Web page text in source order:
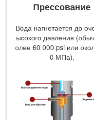
Прессование
Вода нагнетается до
ысокого давления
олее 60 000 psi или
0 МПа).